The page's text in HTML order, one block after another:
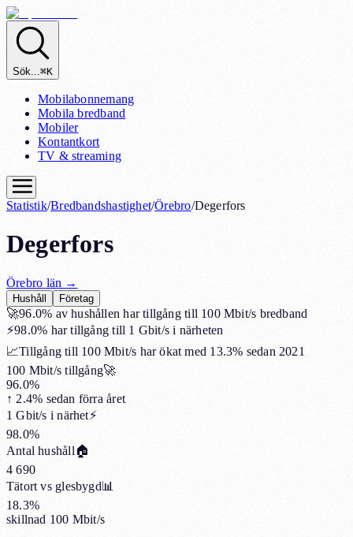
Sök...⌘K
Mobilabonnemang
Mobila bredband
Mobiler
Kontantkort
TV & streaming
Statistik/Bredbandshastighet/Örebro/Degerfors
Degerfors
Örebro län →
Hushåll Företag
🚀96.0% av hushållen har tillgång till 100 Mbit/s bredband
⚡98.0% har tillgång till 1 Gbit/s i närheten
📈Tillgång till 100 Mbit/s har ökat med 13.3% sedan 2021
100 Mbit/s tillgång🚀
96.0%
↑ 2.4% sedan förra året
1 Gbit/s i närhet⚡
98.0%
Antal hushåll🏠
4 690
Tätort vs glesbygd 📊
18.3%
skillnad 100 Mbit/s